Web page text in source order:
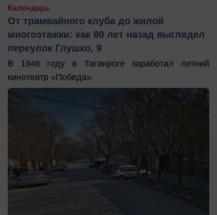
Календарь
От трамвайного клуба до жилой
многоэтажки: как 80 лет назад выглядел
переулок Глушко, 9
В 1946 году в Таганроге заработал летний
кинотеатр «Победа».